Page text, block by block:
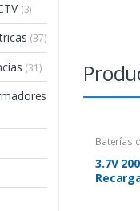
Baterías
3.7V
(3)
(37)
(31)